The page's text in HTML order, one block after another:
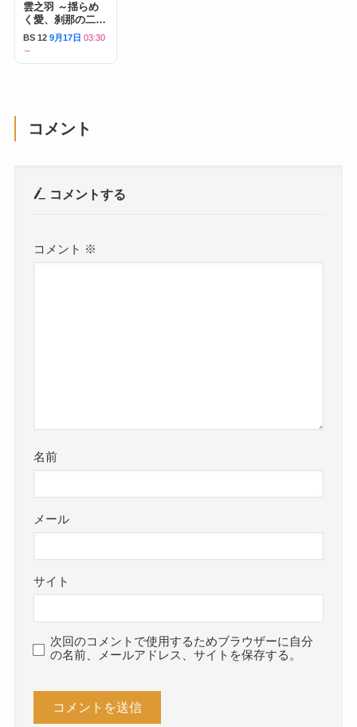
雲之羽 ～揺らめ
く愛、刹那の二人
～
BS 12 9月17日 03:30
～
コメント
コメントする
コメント ※
名前
メール
サイト
次回のコメントで使用するためブラウザーに自分
の名前、メールアドレス、サイトを保存する。